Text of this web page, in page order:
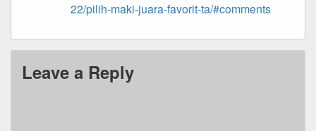
22/pilih-maki-juara-favorit-ta/#comments
Leave a Reply